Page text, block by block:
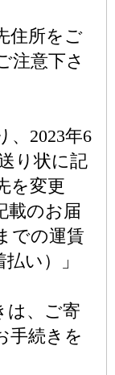
住所をご
注意下さ
、2023年6
り状に記
を変更
載のお届
での運賃
い）」
は、ご寄
手続きを